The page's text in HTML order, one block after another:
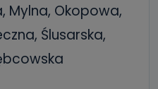
Mylna, Okopowa,
Ślusarska,